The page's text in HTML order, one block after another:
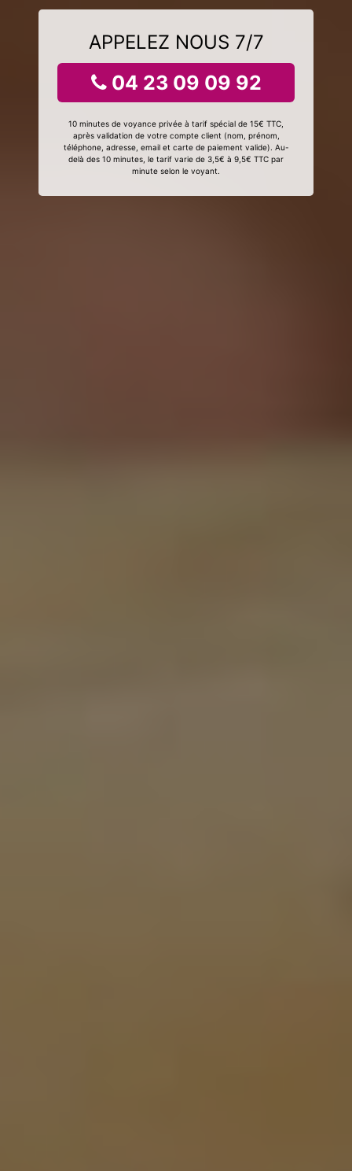
APPELEZ NOUS 7/7
04 23 09 09 92
10 minutes de voyance privée à tarif spécial de 15€ TTC,
après validation de votre compte client (nom, prénom,
téléphone, adresse, email et carte de paiement valide). Au-
delà des 10 minutes, le tarif varie de 3,5€ à 9,5€ TTC par
minute selon le voyant.